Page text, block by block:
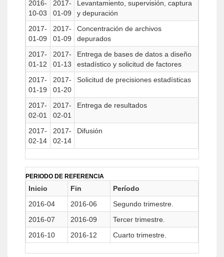
2016-
10-03
2017-
01-09
Levantamiento, supervisión, captura
y depuración
2017-
01-09
2017-
01-09
Concentración de archivos
depurados
2017-
01-12
2017-
01-13
Entrega de bases de datos a diseño
estadístico y solicitud de factores
2017-
01-19
2017-
01-20
Solicitud de precisiones estadísticas
2017-
02-01
2017-
02-01
Entrega de resultados
2017-
02-14
2017-
02-14
Difusión
PERIODO DE REFERENCIA
Inicio Fin
Período
2016-04
2016-06
Segundo trimestre.
2016-07
2016-09
Tercer trimestre.
2016-10
2016-12 Cuarto trimestre.